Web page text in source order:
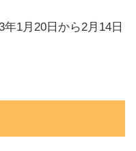
1月20日から2月14日